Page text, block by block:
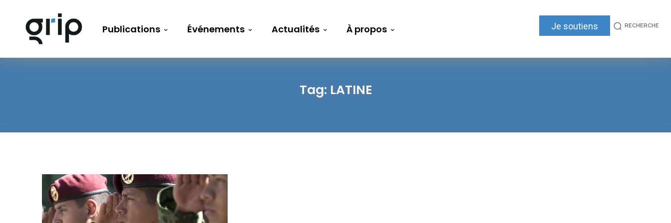
Publications Événements Actualités À propos Je soutiens RECHERCHE
Tag: LATINE